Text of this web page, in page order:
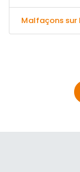
Malfaçons sur